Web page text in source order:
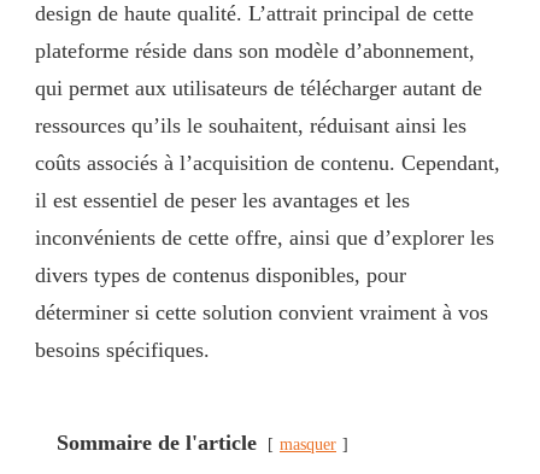
design de haute qualité. L’attrait principal de cette
plateforme réside dans son modèle d’abonnement,
qui permet aux utilisateurs de télécharger autant de
ressources qu’ils le souhaitent, réduisant ainsi les
coûts associés à l’acquisition de contenu. Cependant,
il est essentiel de peser les avantages et les
inconvénients de cette offre, ainsi que d’explorer les
divers types de contenus disponibles, pour
déterminer si cette solution convient vraiment à vos
besoins spécifiques.
Sommaire de l'article masquer